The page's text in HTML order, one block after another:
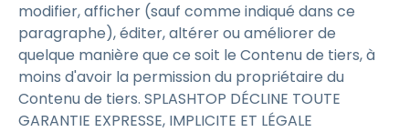
modifier, afficher (sauf comme indiqué dans ce
paragraphe), éditer, altérer ou améliorer de
quelque manière que ce soit le Contenu de tiers, à
moins d'avoir la permission du propriétaire du
Contenu de tiers. SPLASHTOP DÉCLINE TOUTE
GARANTIE EXPRESSE, IMPLICITE ET LÉGALE